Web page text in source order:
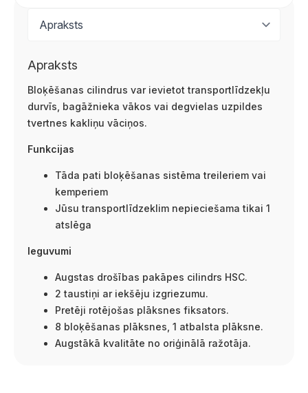
Apraksts
Bloķēšanas cilindrus var ievietot transportlīdzekļu
durvīs, bagāžnieka vākos vai degvielas uzpildes
tvertnes kakliņu vāciņos.
Funkcijas
Tāda pati bloķēšanas sistēma treileriem vai
kemperiem
Jūsu transportlīdzeklim nepieciešama tikai 1
atslēga
Ieguvumi
Augstas drošības pakāpes cilindrs HSC.
2 taustiņi ar iekšēju izgriezumu.
Pretēji rotējošas plāksnes fiksators.
8 bloķēšanas plāksnes, 1 atbalsta plāksne.
Augstākā kvalitāte no oriģinālā ražotāja.